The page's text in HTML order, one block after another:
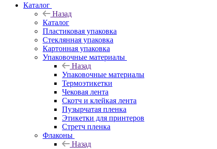
Каталог
Назад
Каталог
Пластиковая упаковка
Стеклянная упаковка
Картонная упаковка
Упаковочные материалы
Назад
Упаковочные материалы
Термоэтикетки
Чековая лента
Скотч и клейкая лента
Пузырчатая пленка
Этикетки для принтеров
Стретч пленка
Флаконы
Назад